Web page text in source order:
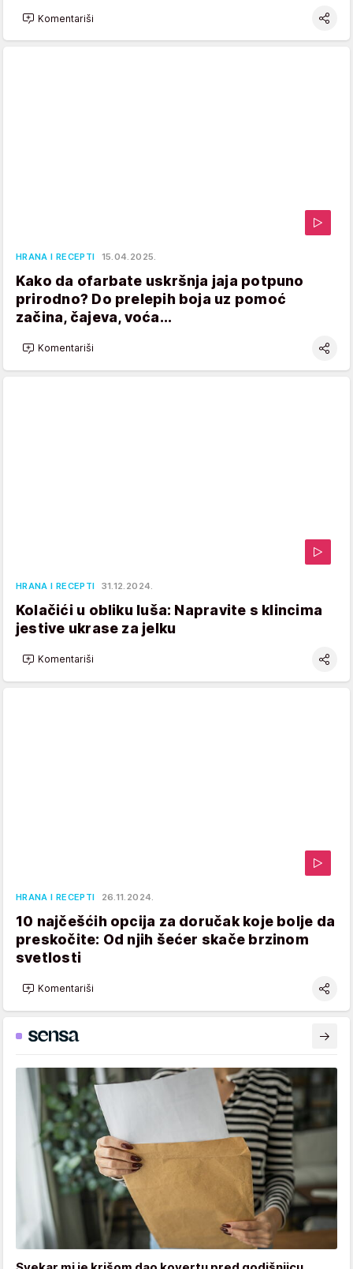
Komentariši
HRANA I RECEPTI 15.04.2025.
Kako da ofarbate uskršnja jaja potpuno
prirodno? Do prelepih boja uz pomoć
začina, čajeva, voća...
Komentariši
HRANA I RECEPTI 31.12.2024.
Kolačići u obliku luša: Napravite s klincima
jestive ukrase za jelku
Komentariši
HRANA I RECEPTI 26.11.2024.
10 najčešćih opcija za doručak koje bolje da
preskočite: Od njih šećer skače brzinom
svetlosti
Komentariši